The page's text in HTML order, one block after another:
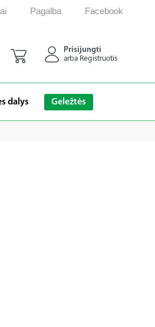
Pagalba Facebook
dalys Geležtės
Prisijungti
arba Registruotis